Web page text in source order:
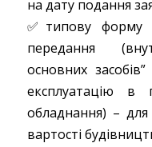
на дату подання
✅типову
передання
основних
експлуатацію в
обладнання) –
вартості